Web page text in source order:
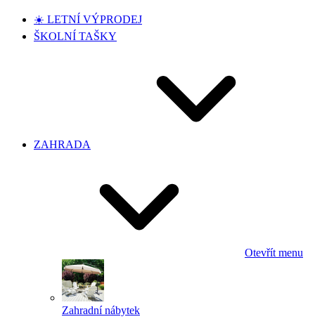
☀️ LETNÍ VÝPRODEJ
ŠKOLNÍ TAŠKY
ZAHRADA
Otevřít menu
Zahradní nábytek